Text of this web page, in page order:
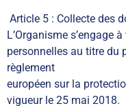
Article 5 : Collecte des
L’Organisme s’engage
personnelles au titre du
règlement
européen sur la
vigueur le 25 mai 2018.